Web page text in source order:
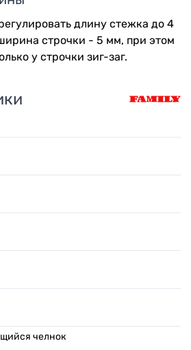
длину стежка до 4
строчки - 5 мм, при этом
у строчки зиг-заг.
челнок